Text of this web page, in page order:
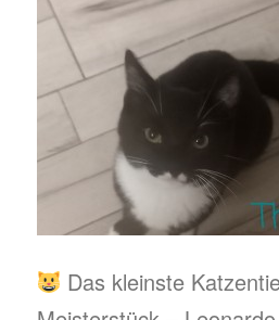
Das kleinste